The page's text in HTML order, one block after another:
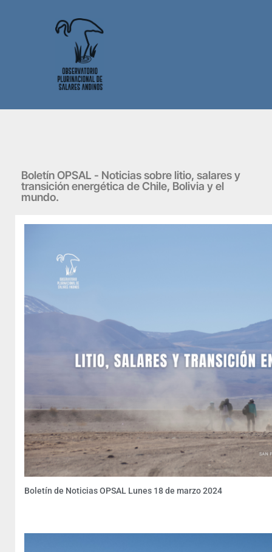
Boletín OPSAL - Noticias sobre litio, salares y
transición energética de Chile, Bolivia y el
mundo.
Boletín de Noticias OPSAL Lunes 18 de marzo 2024